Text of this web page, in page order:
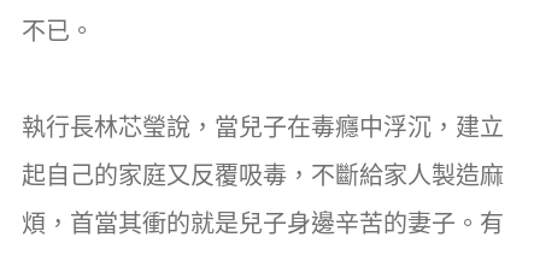
不已。
執行長林芯瑩說，當兒子在毒癮中浮沉，建立
起自己的家庭又反覆吸毒，不斷給家人製造麻
煩，首當其衝的就是兒子身邊辛苦的妻子。有